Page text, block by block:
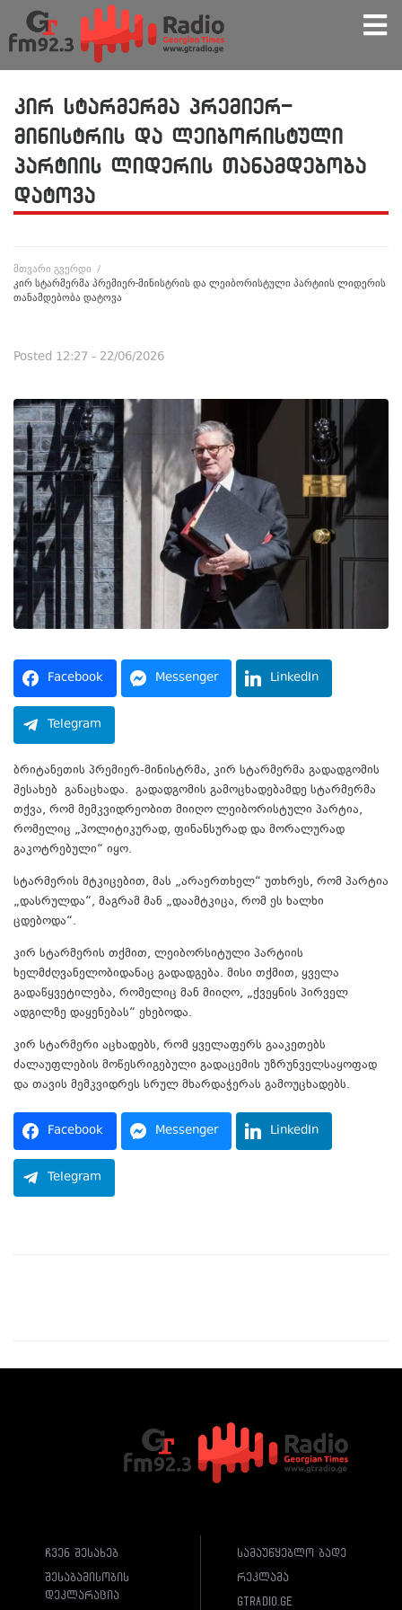
კირ სტარმერმა პრემიერ-
მინისტრის და ლეიბორისტული
პარტიის ლიდერის თანამდებობა
დატოვა
მთვარი გვერდი /
კირ სტარმერმა პრემიერ-მინისტრის და ლეიბორისტული პარტიის ლიდერის
თანამდებობა დატოვა
Posted 12:27 - 22/06/2026
Facebook Messenger LinkedIn
Telegram
ბრიტანეთის პრემიერ-მინისტრმა, კირ სტარმერმა გადადგომის
შესახებ განაცხადა. გადადგომის გამოცხადებამდე სტარმერმა
თქვა, რომ მემკვიდრეობით მიიღო ლეიბორისტული პარტია,
რომელიც „პოლიტიკურად, ფინანსურად და მორალურად
გაკოტრებული“ იყო.
სტარმერის მტკიცებით, მას „არაერთხელ“ უთხრეს, რომ პარტია
„დასრულდა“, მაგრამ მან „დაამტკიცა, რომ ეს ხალხი
ცდებოდა“.
კირ სტარმერის თქმით, ლეიბორსიტული პარტიის
ხელმძღვანელობიდანაც გადადგება. მისი თქმით, ყველა
გადაწყვეტილება, რომელიც მან მიიღო, „ქვეყნის პირველ
ადგილზე დაყენებას“ ეხებოდა.
კირ სტარმერი აცხადებს, რომ ყველაფერს გააკეთებს
ძალაუფლების მოწესრიგებული გადაცემის უზრუნველსაყოფად
და თავის მემკვიდრეს სრულ მხარდაჭერას გამოუცხადებს.
Facebook Messenger LinkedIn
Telegram
ჩვენ შესახებ
შესაბამისობის
დეკლარაცია
სამაუწყებლო ბადე
რეკლამა
gtradio.ge